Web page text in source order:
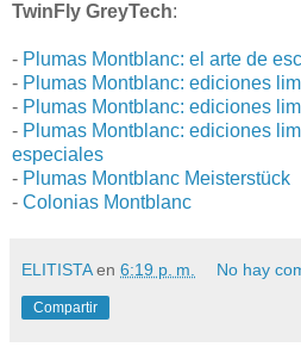
TwinFly GreyTech:
- Plumas Montblanc: el arte de
- Plumas Montblanc: ediciones
- Plumas Montblanc: ediciones
- Plumas Montblanc: ediciones
especiales
- Plumas Montblanc Meisterstück
- Colonias Montblanc
ELITISTA en 6:19 p. m. No hay
Compartir